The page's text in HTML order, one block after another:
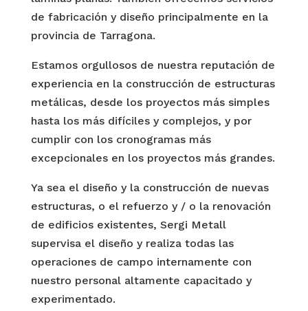
de fabricación y diseño principalmente en la
provincia de Tarragona.
Estamos orgullosos de nuestra reputación de
experiencia en la construcción de estructuras
metálicas, desde los proyectos más simples
hasta los más difíciles y complejos, y por
cumplir con los cronogramas más
excepcionales en los proyectos más grandes.
Ya sea el diseño y la construcción de nuevas
estructuras, o el refuerzo y / o la renovación
de edificios existentes, Sergi Metall
supervisa el diseño y realiza todas las
operaciones de campo internamente con
nuestro personal altamente capacitado y
experimentado.